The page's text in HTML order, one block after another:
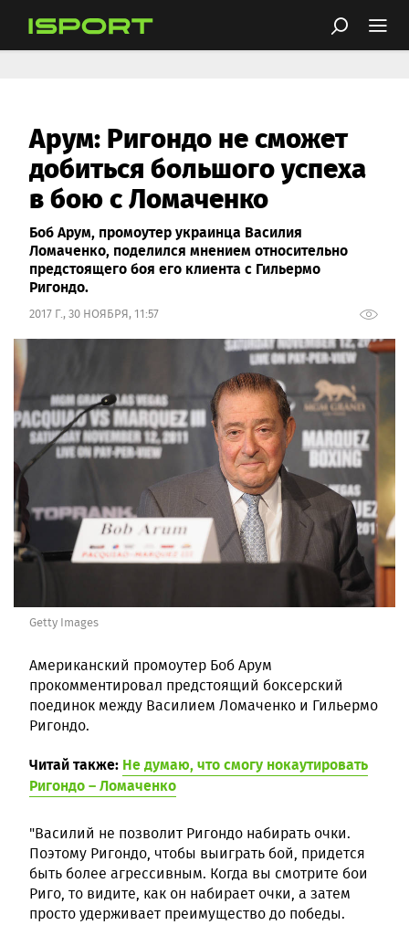
Арум: Ригондо не сможет
добиться большого успеха
в бою с Ломаченко
Боб Арум, промоутер украинца Василия
Ломаченко, поделился мнением относительно
предстоящего боя его клиента с Гильермо
Ригондо.
2017 Г., 30 НОЯБРЯ, 11:57
Getty Images
Американский промоутер Боб Арум
прокомментировал предстоящий боксерский
поединок между Василием Ломаченко и Гильермо
Ригондо.
Читай также: Не думаю, что смогу нокаутировать
Ригондо – Ломаченко
"Василий не позволит Ригондо набирать очки.
Поэтому Ригондо, чтобы выиграть бой, придется
быть более агрессивным. Когда вы смотрите бои
Риго, то видите, как он набирает очки, а затем
просто удерживает преимущество до победы.